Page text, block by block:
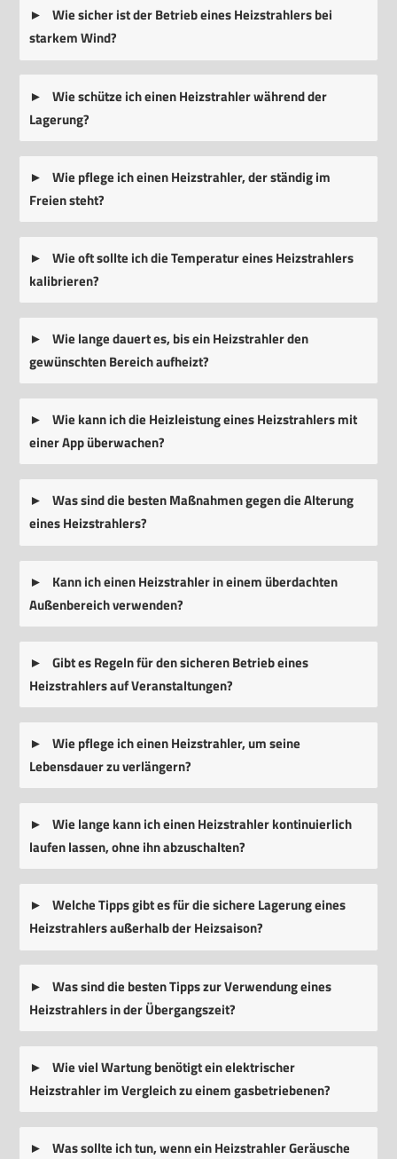
Wie sicher ist der Betrieb eines Heizstrahlers bei
starkem Wind?
Wie schütze ich einen Heizstrahler während der
Lagerung?
Wie pflege ich einen Heizstrahler, der ständig im
Freien steht?
Wie oft sollte ich die Temperatur eines Heizstrahlers
kalibrieren?
Wie lange dauert es, bis ein Heizstrahler den
gewünschten Bereich aufheizt?
Wie kann ich die Heizleistung eines Heizstrahlers mit
einer App überwachen?
Was sind die besten Maßnahmen gegen die Alterung
eines Heizstrahlers?
Kann ich einen Heizstrahler in einem überdachten
Außenbereich verwenden?
Gibt es Regeln für den sicheren Betrieb eines
Heizstrahlers auf Veranstaltungen?
Wie pflege ich einen Heizstrahler, um seine
Lebensdauer zu verlängern?
Wie lange kann ich einen Heizstrahler kontinuierlich
laufen lassen, ohne ihn abzuschalten?
Welche Tipps gibt es für die sichere Lagerung eines
Heizstrahlers außerhalb der Heizsaison?
Was sind die besten Tipps zur Verwendung eines
Heizstrahlers in der Übergangszeit?
Wie viel Wartung benötigt ein elektrischer
Heizstrahler im Vergleich zu einem gasbetriebenen?
Was sollte ich tun, wenn ein Heizstrahler Geräusche